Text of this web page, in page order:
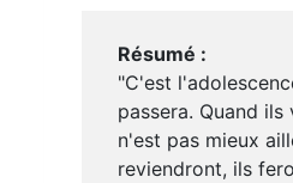
Résumé :
"C'est
passera. Quand
n'est pas mieux
reviendront, ils